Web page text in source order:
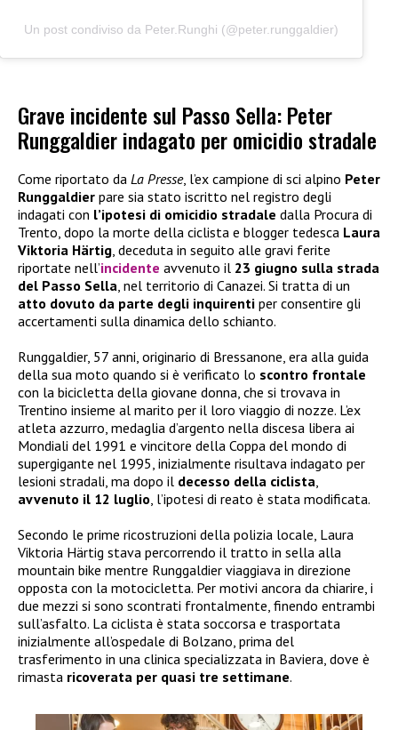
Un post condiviso da Peter.Runghi (@peter.runggaldier)
Grave incidente sul Passo Sella: Peter
Runggaldier indagato per omicidio stradale
Come riportato da La Presse, l’ex campione di sci alpino Peter
Runggaldier pare sia stato iscritto nel registro degli
indagati con l’ipotesi di omicidio stradale dalla Procura di
Trento, dopo la morte della ciclista e blogger tedesca Laura
Viktoria Härtig, deceduta in seguito alle gravi ferite
riportate nell’incidente avvenuto il 23 giugno sulla strada
del Passo Sella, nel territorio di Canazei. Si tratta di un
atto dovuto da parte degli inquirenti per consentire gli
accertamenti sulla dinamica dello schianto.
Runggaldier, 57 anni, originario di Bressanone, era alla guida
della sua moto quando si è verificato lo scontro frontale
con la bicicletta della giovane donna, che si trovava in
Trentino insieme al marito per il loro viaggio di nozze. L’ex
atleta azzurro, medaglia d’argento nella discesa libera ai
Mondiali del 1991 e vincitore della Coppa del mondo di
supergigante nel 1995, inizialmente risultava indagato per
lesioni stradali, ma dopo il decesso della ciclista,
avvenuto il 12 luglio, l’ipotesi di reato è stata modificata.
Secondo le prime ricostruzioni della polizia locale, Laura
Viktoria Härtig stava percorrendo il tratto in sella alla
mountain bike mentre Runggaldier viaggiava in direzione
opposta con la motocicletta. Per motivi ancora da chiarire, i
due mezzi si sono scontrati frontalmente, finendo entrambi
sull’asfalto. La ciclista è stata soccorsa e trasportata
inizialmente all’ospedale di Bolzano, prima del
trasferimento in una clinica specializzata in Baviera, dove è
rimasta ricoverata per quasi tre settimane.